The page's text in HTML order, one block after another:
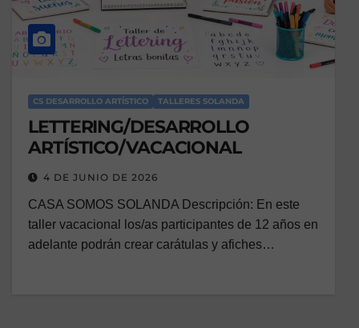
CS DESARROLLO ARTÍSTICO TALLERES SOLANDA
LETTERING/DESARROLLO
ARTÍSTICO/VACACIONAL
4 DE JUNIO DE 2026
CASA SOMOS SOLANDA Descripción: En este
taller vacacional los/as participantes de 12 años en
adelante podrán crear carátulas y afiches…